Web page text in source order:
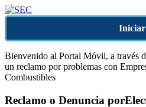
Iniciar
Bienvenido al Portal Móvil, a través
un reclamo por problemas con
Combustibles
Reclamo o Denuncia por